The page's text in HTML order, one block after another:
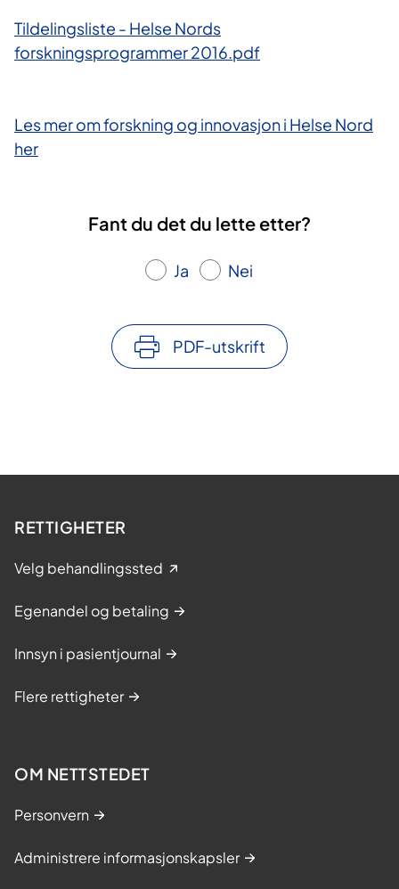
Tildelingsliste - Helse Nords
forskningsprogrammer 2016.pdf
Les mer om forskning og innovasjon i Helse Nord
her
Fant du det du lette etter?
Ja Nei
PDF-utskrift
RETTIGHETER
Velg behandlingssted
Egenandel og betaling
Innsyn i pasientjournal
Flere rettigheter
OM NETTSTEDET
Personvern
Administrere informasjonskapsler